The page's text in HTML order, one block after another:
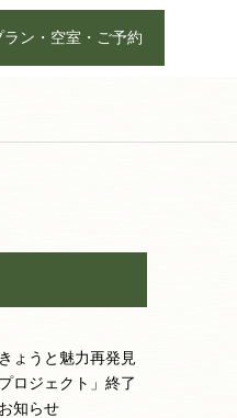
ラン・空室・ご予約
きょうと魅力再発見
ロジェクト」終了
知らせ